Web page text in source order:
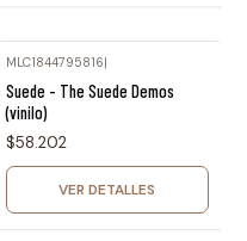
MLC1844795816|
Suede - The Suede Demos
(vinilo)
$58.202
VER DETALLES